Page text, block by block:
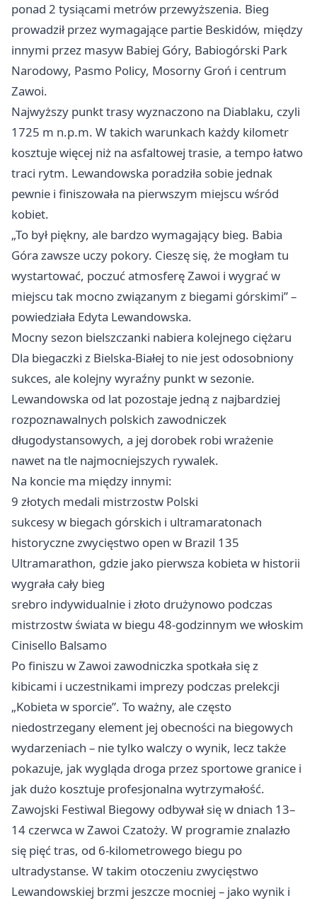
ponad 2 tysiącami metrów przewyższenia. Bieg
prowadził przez wymagające partie Beskidów, między
innymi przez masyw Babiej Góry, Babiogórski Park
Narodowy, Pasmo Policy, Mosorny Groń i centrum
Zawoi.
Najwyższy punkt trasy wyznaczono na Diablaku, czyli
1725 m n.p.m. W takich warunkach każdy kilometr
kosztuje więcej niż na asfaltowej trasie, a tempo łatwo
traci rytm. Lewandowska poradziła sobie jednak
pewnie i finiszowała na pierwszym miejscu wśród
kobiet.
„To był piękny, ale bardzo wymagający bieg. Babia
Góra zawsze uczy pokory. Cieszę się, że mogłam tu
wystartować, poczuć atmosferę Zawoi i wygrać w
miejscu tak mocno związanym z biegami górskimi” –
powiedziała Edyta Lewandowska.
Mocny sezon bielszczanki nabiera kolejnego ciężaru
Dla biegaczki z Bielska-Białej to nie jest odosobniony
sukces, ale kolejny wyraźny punkt w sezonie.
Lewandowska od lat pozostaje jedną z najbardziej
rozpoznawalnych polskich zawodniczek
długodystansowych, a jej dorobek robi wrażenie
nawet na tle najmocniejszych rywalek.
Na koncie ma między innymi:
9 złotych medali mistrzostw Polski
sukcesy w biegach górskich i ultramaratonach
historyczne zwycięstwo open w Brazil 135
Ultramarathon, gdzie jako pierwsza kobieta w historii
wygrała cały bieg
srebro indywidualnie i złoto drużynowo podczas
mistrzostw świata w biegu 48-godzinnym we włoskim
Cinisello Balsamo
Po finiszu w Zawoi zawodniczka spotkała się z
kibicami i uczestnikami imprezy podczas prelekcji
„Kobieta w sporcie”. To ważny, ale często
niedostrzegany element jej obecności na biegowych
wydarzeniach – nie tylko walczy o wynik, lecz także
pokazuje, jak wygląda droga przez sportowe granice i
jak dużo kosztuje profesjonalna wytrzymałość.
Zawojski Festiwal Biegowy odbywał się w dniach 13–
14 czerwca w Zawoi Czatoży. W programie znalazło
się pięć tras, od 6-kilometrowego biegu po
ultradystanse. W takim otoczeniu zwycięstwo
Lewandowskiej brzmi jeszcze mocniej – jako wynik i